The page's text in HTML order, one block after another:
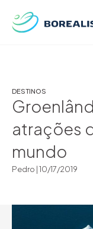
DESTINOS
atrações
mundo
Pedro |10/17/2019